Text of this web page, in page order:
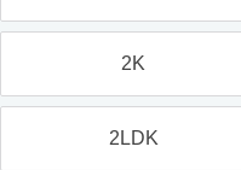
2K
2LDK